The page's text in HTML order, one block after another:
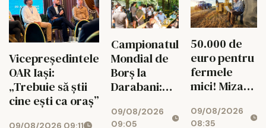
Vicepreședintele
OAR Iași:
„Trebuie să știi
cine ești ca oraș”
09/08/2026 09:11
Campionatul
Mondial de
Borș la
Darabani:
trei țări
09/08/2026
09:05
50.000 de
euro pentru
fermele
mici! Miza
pentru
09/08/2026
08:35